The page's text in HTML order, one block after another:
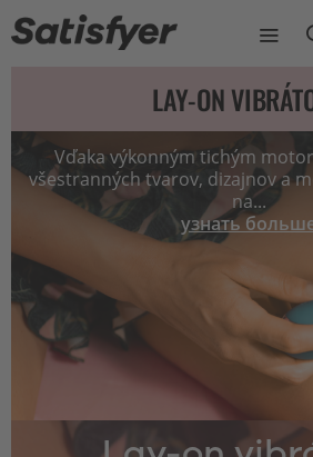
LAY-ON
Vďaka výkonným tichým
všestranných tvarov, dizajnov a
na...
узнать